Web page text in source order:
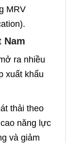
MRV
Nam
ra nhiều
xuất khẩu
thải theo
năng lực
và giảm